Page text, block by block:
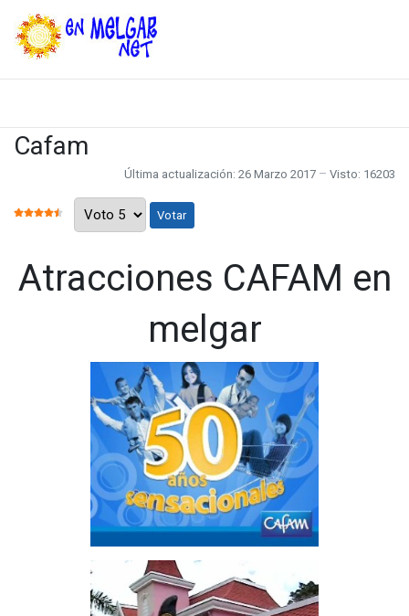
Cafam
Última actualización: 26 Marzo 2017 Visto: 16203
RATIO:4.5/ Por favor, vote
Atracciones CAFAM en
melgar